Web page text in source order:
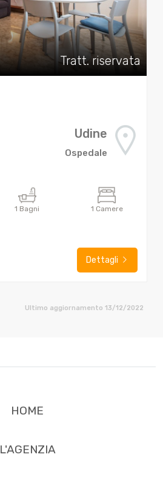
Tratt. riservata
Udine
Ospedale
1 Bagni 1 Camere
Dettagli
Ultimo aggiornamento 13/12/2022
HOME
L'AGENZIA